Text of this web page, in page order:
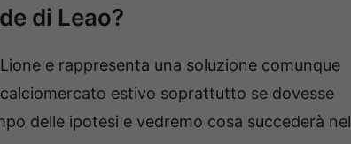
di Leao?
e rappresenta una soluzione comunque
estivo soprattutto se dovesse
delle ipotesi e vedremo cosa succederà nel